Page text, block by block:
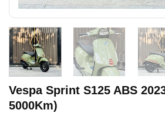
Vespa Sprint S125 ABS
5000Km)